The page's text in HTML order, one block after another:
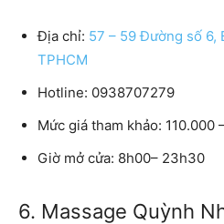
Địa chỉ: 57 – 59 Đường số 6,
TPHCM
Hotline: 0938707279
Mức giá tham khảo: 110.000
Giờ mở cửa: 8h00– 23h30
6. Massage Quỳnh